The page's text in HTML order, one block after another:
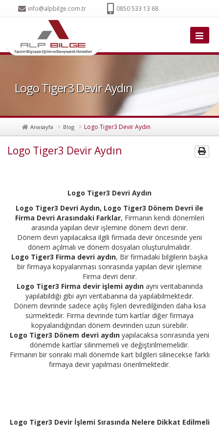
info@alpbilge.com.tr 0850 533 13 68
Logo Tiger3 Devir Aydın
Anasayfa Blog Logo Tiger3 Devir Aydın
Logo Tiger3 Devir Aydın
Logo Tiger3 Devri Aydın
Logo Tiger3 Devri Aydın, Logo Tiger3 Dönem Devri ile
Firma Devri Arasındaki Farklar, Firmanın kendi dönemleri
arasında yapılan devir işlemine dönem devri denir.
Dönem devri yapılacaksa ilgili firmada devir öncesinde yeni
dönem açılmalı ve dönem dosyaları oluşturulmalıdır.
Logo Tiger3 Firma devri aydın, Bir firmadaki bilgilerin başka
bir firmaya kopyalanması sonrasında yapılan devir işlemine
Firma devri denir.
Logo Tiger3 Firma devir işlemiaydınaynı veritabanında
yapılabildiği gibi ayrı veritabanına da yapılabilmektedir.
Dönem devrinde sadece açılış fişleri devredilğinden daha kısa
sürmektedir. Firma devrinde tüm kartlar diğer firmaya
kopyalandığından dönem devrinden uzun sürebilir.
Logo Tiger3 Dönem devri aydın yapılacaksa sonrasında yeni
dönemde kartlar silinmemeli ve değiştirilmemelidir.
Firmanın bir sonraki mali dönemde kart bilgileri silinecekse farklı
firmaya devir yapılması önerilmektedir.
Logo Tiger3 Devir İşlemi Sırasında Nelere Dikkat Edilmeli